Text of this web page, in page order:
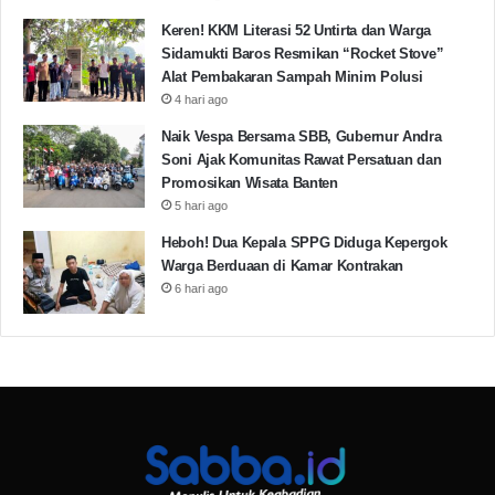
negeri Indonesia harus mampu mendayung diantara
dua karang.
Advertisement Space
Oleh:
201186918030
Pascasarjana Universitas Nasional)
Aukus Politik Bebas Aktif
Keren! KKM Literasi 52 Untirta dan Warga
Sidamukti Baros Resmikan “Rocket Stove”
Alat Pembakaran Sampah Minim Polusi
4 hari ago
Naik Vespa Bersama SBB, Gubernur Andra
Soni Ajak Komunitas Rawat Persatuan dan
Promosikan Wisata Banten
5 hari ago
Heboh! Dua Kepala SPPG Diduga Kepergok
Warga Berduaan di Kamar Kontrakan
6 hari ago